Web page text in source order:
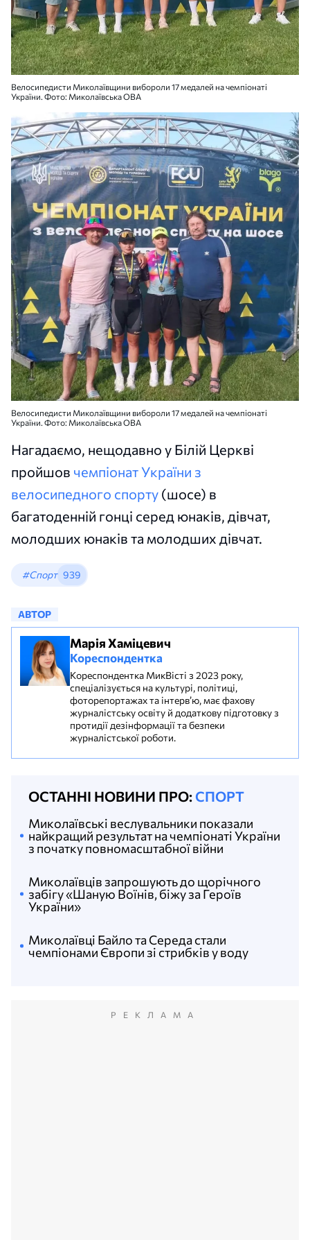
Велосипедисти Миколаївщини вибороли 17 медалей на чемпіонаті
України. Фото: Миколаївська ОВА
Велосипедисти Миколаївщини вибороли 17 медалей на чемпіонаті
України. Фото: Миколаївська ОВА
Нагадаємо, нещодавно у Білій Церкві
пройшов чемпіонат України з
велосипедного спорту (шосе) в
багатоденній гонці серед юнаків, дівчат,
молодших юнаків та молодших дівчат.
#Спорт 939
АВТОР
Марія Хаміцевич
Кореспондентка
Кореспондентка МикВісті з 2023 року,
спеціалізується на культурі, політиці,
фоторепортажах та інтерв’ю, має фахову
журналістську освіту й додаткову підготовку з
протидії дезінформації та безпеки
журналістської роботи.
ОСТАННІ НОВИНИ ПРО: СПОРТ
Миколаївці Байло та Середа стали
чемпіонами Європи зі стрибків у воду
Миколаївців запрошують до щорічного
забігу «Шаную Воїнів, біжу за Героїв
України»
Миколаївські веслувальники показали
найкращий результат на чемпіонаті України
з початку повномасштабної війни
РЕКЛАМА